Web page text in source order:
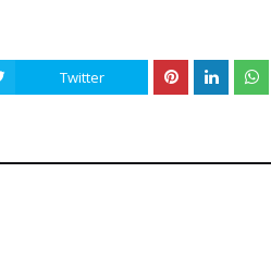
Twitter